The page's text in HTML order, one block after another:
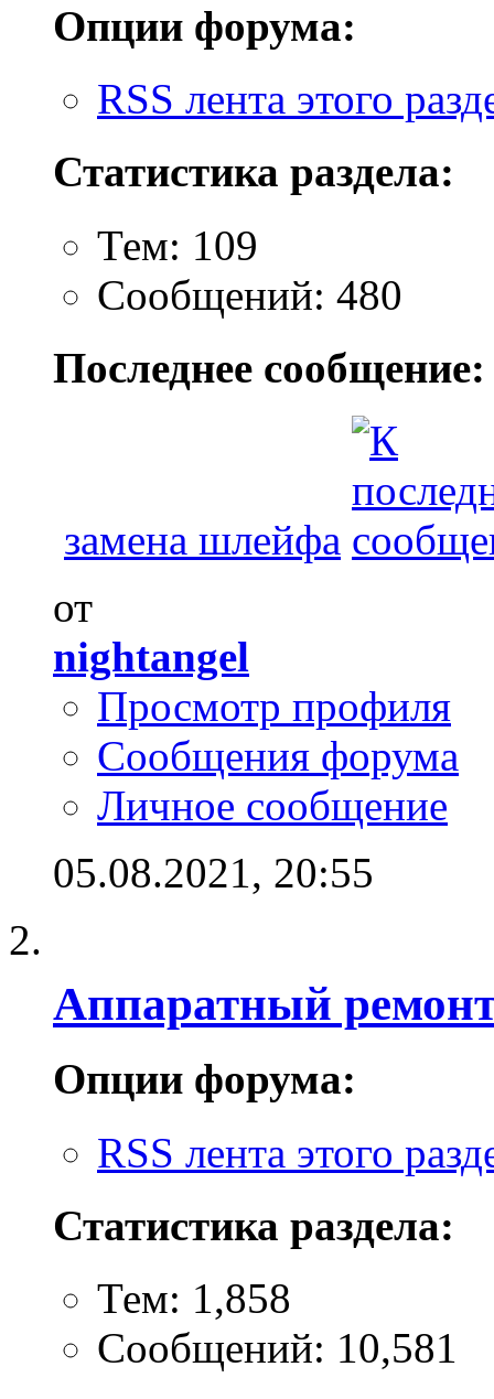
Опции форума:
RSS лента этого
Статистика раздела:
Тем: 109
Сообщений: 480
Последнее сообщение:
замена шлейфа
от
nightangel
Просмотр профиля
Сообщения форума
Личное сообщение
05.08.2021, 20:55
Аппаратный
Опции форума:
RSS лента этого
Статистика раздела:
Тем: 1,858
Сообщений: 10,581